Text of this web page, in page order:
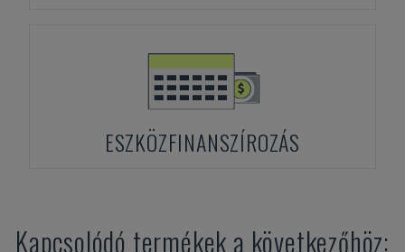
ESZKÖZFINANSZÍROZÁS
Kapcsolódó termékek a következőhöz: